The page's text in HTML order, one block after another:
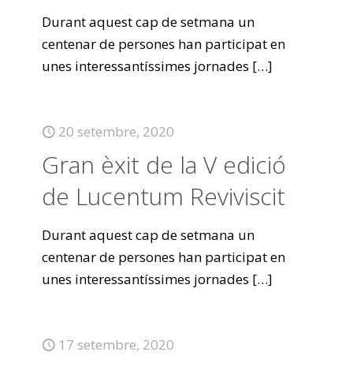
Durant aquest cap de setmana un
centenar de persones han participat en
unes interessantíssimes jornades […]
20 setembre, 2020
Gran èxit de la V edició
de Lucentum Reviviscit
Durant aquest cap de setmana un
centenar de persones han participat en
unes interessantíssimes jornades […]
17 setembre, 2020